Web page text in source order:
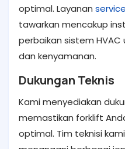
optimal. Layanan
tawarkan mencakup
perbaikan sistem
dan kenyamanan.
Dukungan Teknis
Kami menyediakan
memastikan forklift
optimal. Tim teknisi